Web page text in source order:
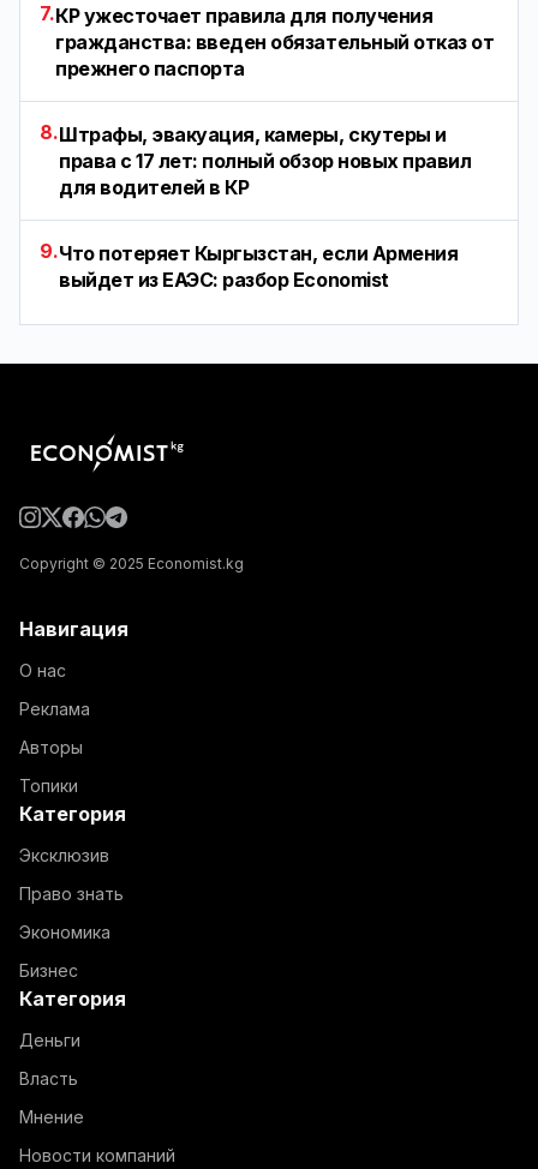
7.КР ужесточает правила для получения
гражданства: введен обязательный отказ от
прежнего паспорта
8.Штрафы, эвакуация, камеры, скутеры и
права с 17 лет: полный обзор новых правил
для водителей в КР
9.Что потеряет Кыргызстан, если Армения
выйдет из ЕАЭС: разбор Economist
Copyright © 2025 Economist.kg
Навигация
О нас
Реклама
Авторы
Топики
Категория
Эксклюзив
Право знать
Экономика
Бизнес
Категория
Деньги
Власть
Мнение
Новости компаний